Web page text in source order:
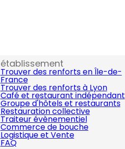
établissement
Trouver des renforts en Île-de-
France
Trouver des renforts à Lyon
Café et restaurant indépendant
Groupe d'hôtels et restaurants
Restauration collective
Traiteur évènementiel
Commerce de bouche
Logistique et Vente
FAQ